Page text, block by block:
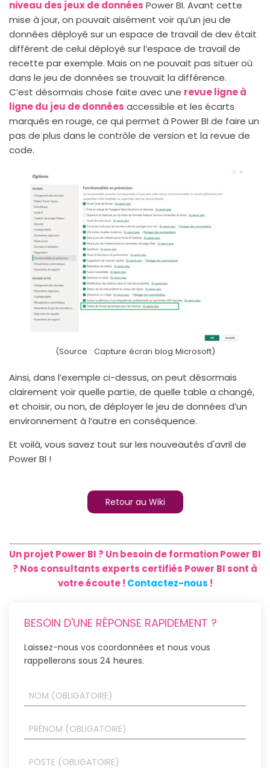
niveau des jeux de données Power BI. Avant cette
mise à jour, on pouvait aisément voir qu’un jeu de
données déployé sur un espace de travail de dev était
différent de celui déployé sur l’espace de travail de
recette par exemple. Mais on ne pouvait pas situer où
dans le jeu de données se trouvait la différence.
C’est désormais chose faite avec une revue ligne à
ligne du jeu de données accessible et les écarts
marqués en rouge, ce qui permet à Power BI de faire un
pas de plus dans le contrôle de version et la revue de
code.
(Source : Capture écran blog Microsoft)
Ainsi, dans l’exemple ci-dessus, on peut désormais
clairement voir quelle partie, de quelle table a changé,
et choisir, ou non, de déployer le jeu de données d’un
environnement à l’autre en conséquence.
Et voilà, vous savez tout sur les nouveautés d'avril de
Power BI !
Retour au Wiki
Un projet Power BI ? Un besoin de formation Power BI
? Nos consultants experts certifiés Power BI sont à
votre écoute ! Contactez-nous !
BESOIN D'UNE RÉPONSE RAPIDEMENT ?
Laissez-nous vos coordonnées et nous vous
rappellerons sous 24 heures.